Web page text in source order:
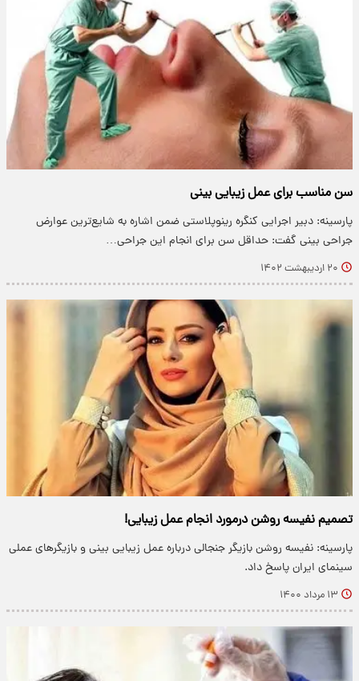
سن مناسب برای عمل زیبایی بینی
پارسینه: دبیر اجرایی کنگره رینوپلاستی ضمن اشاره به شایع‌ترین عوارض
جراحی بینی گفت: حداقل سن برای انجام این جراحی…
۲۰ اردیبهشت ۱۴۰۲
تصمیم نفیسه روشن درمورد انجام عمل زیبایی!
پارسینه: نفیسه روشن بازیگر جنجالی درباره عمل زیبایی بینی و بازیگر‌های عملی
سینمای ایران پاسخ داد.
۱۳ مرداد ۱۴۰۰